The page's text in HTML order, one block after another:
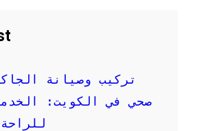
ا
تركيب وصيانة
صحي في الكويت: